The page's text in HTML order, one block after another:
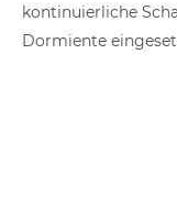
kontinuierliche
Dormiente